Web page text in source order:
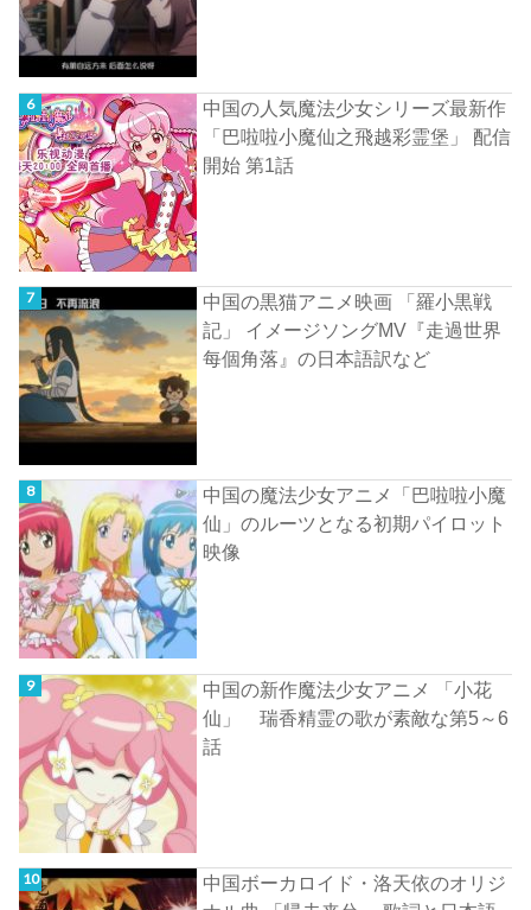
中国の人気魔法少女シリーズ最新作
「巴啦啦小魔仙之飛越彩霊堡」 配信
開始 第1話
中国の黒猫アニメ映画 「羅小黒戦
記」 イメージソングMV『走過世界
每個角落』の日本語訳など
中国の魔法少女アニメ「巴啦啦小魔
仙」のルーツとなる初期パイロット
映像
中国の新作魔法少女アニメ 「小花
仙」 瑞香精霊の歌が素敵な第5～6
話
中国ボーカロイド・洛天依のオリジ